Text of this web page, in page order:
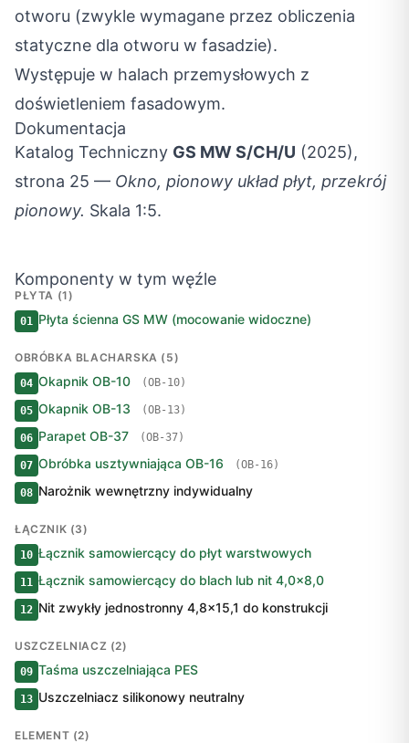
otworu (zwykle wymagane przez obliczenia
statyczne dla otworu w fasadzie).
Występuje w halach przemysłowych z
doświetleniem fasadowym.
Dokumentacja
Katalog Techniczny GS MW S/CH/U (2025),
strona 25 — Okno, pionowy układ płyt, przekrój
pionowy. Skala 1:5.
Komponenty w tym węźle
PŁYTA (1)
01 Płyta ścienna GS MW (mocowanie widoczne)
OBRÓBKA BLACHARSKA (5)
04 Okapnik OB-10 (OB-10)
05 Okapnik OB-13 (OB-13)
06 Parapet OB-37 (OB-37)
07 Obróbka usztywniająca OB-16 (OB-16)
08 Narożnik wewnętrzny indywidualny
ŁĄCZNIK (3)
10 Łącznik samowiercący do płyt warstwowych
11 Łącznik samowiercący do blach lub nit 4,0×8,0
12 Nit zwykły jednostronny 4,8×15,1 do konstrukcji
USZCZELNIACZ (2)
09 Taśma uszczelniająca PES
13 Uszczelniacz silikonowy neutralny
ELEMENT (2)